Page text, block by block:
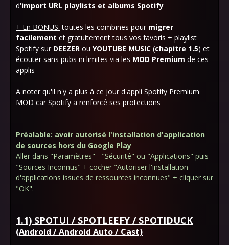
d'import URL playlists et albums Spotify
+ En BONUS: toutes les combines pour migrer
facilement et gratuitement tous vos favoris + playlist
Spotify sur DEEZER ou YOUTUBE MUSIC (chapitre 1.5) et
écouter sans pubs ni limites via les MOD Premium de ces
applis
A noter qu'il n'y a plus à ce jour d'appli Spotify Premium
MOD car Spotify a renforcé ses protections
Préalable: avoir autorisé l'installation d'application
de sources hors du Google Play
Aller dans "Paramètres" - "Sécurité" ou "Applications" puis
"Sources Inconnus" + cocher "Autoriser l'installation
d'applications issues de ressources inconnues" + cliquer sur
"OK".
1.1) SPOTUI / SPOTLEEFY / SPOTIDUCK
(Android / Android Auto / Cast)